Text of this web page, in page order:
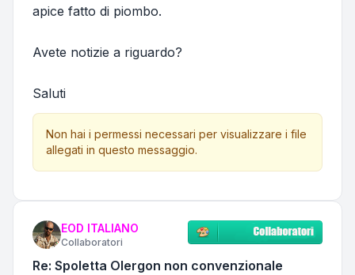
apice fatto di piombo.
Avete notizie a riguardo?
Saluti
Non hai i permessi necessari per visualizzare i file
allegati in questo messaggio.
EOD ITALIANO
Collaboratori
Re: Spoletta Olergon non convenzionale